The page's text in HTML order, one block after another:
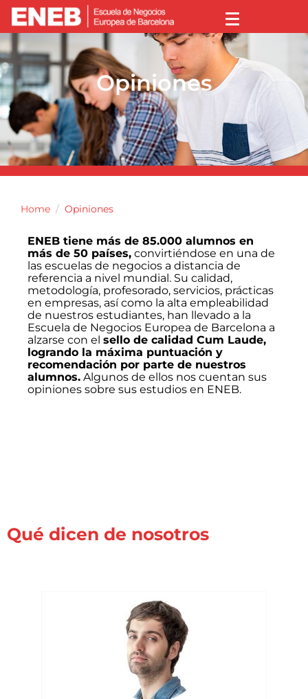
Opiniones
Home Opiniones
ENEB tiene más de 85.000 alumnos en
más de 50 países, convirtiéndose en una de
las escuelas de negocios a distancia de
referencia a nivel mundial. Su calidad,
metodología, profesorado, servicios, prácticas
en empresas, así como la alta empleabilidad
de nuestros estudiantes, han llevado a la
Escuela de Negocios Europea de Barcelona a
alzarse con el sello de calidad Cum Laude,
logrando la máxima puntuación y
recomendación por parte de nuestros
alumnos. Algunos de ellos nos cuentan sus
opiniones sobre sus estudios en ENEB.
Qué dicen de nosotros